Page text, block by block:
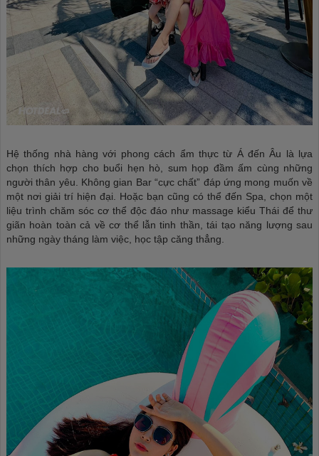
Hệ thống nhà hàng với phong cách ẩm thực từ Á đến Âu là lựa
chọn thích hợp cho buổi hẹn hò, sum họp đầm ấm cùng những
người thân yêu. Không gian Bar “cực chất” đáp ứng mong muốn về
một nơi giải trí hiện đại. Hoặc bạn cũng có thể đến Spa, chọn một
liệu trình chăm sóc cơ thể độc đáo như massage kiểu Thái để thư
giãn hoàn toàn cả về cơ thể lẫn tinh thần, tái tạo năng lượng sau
những ngày tháng làm việc, học tập căng thẳng.